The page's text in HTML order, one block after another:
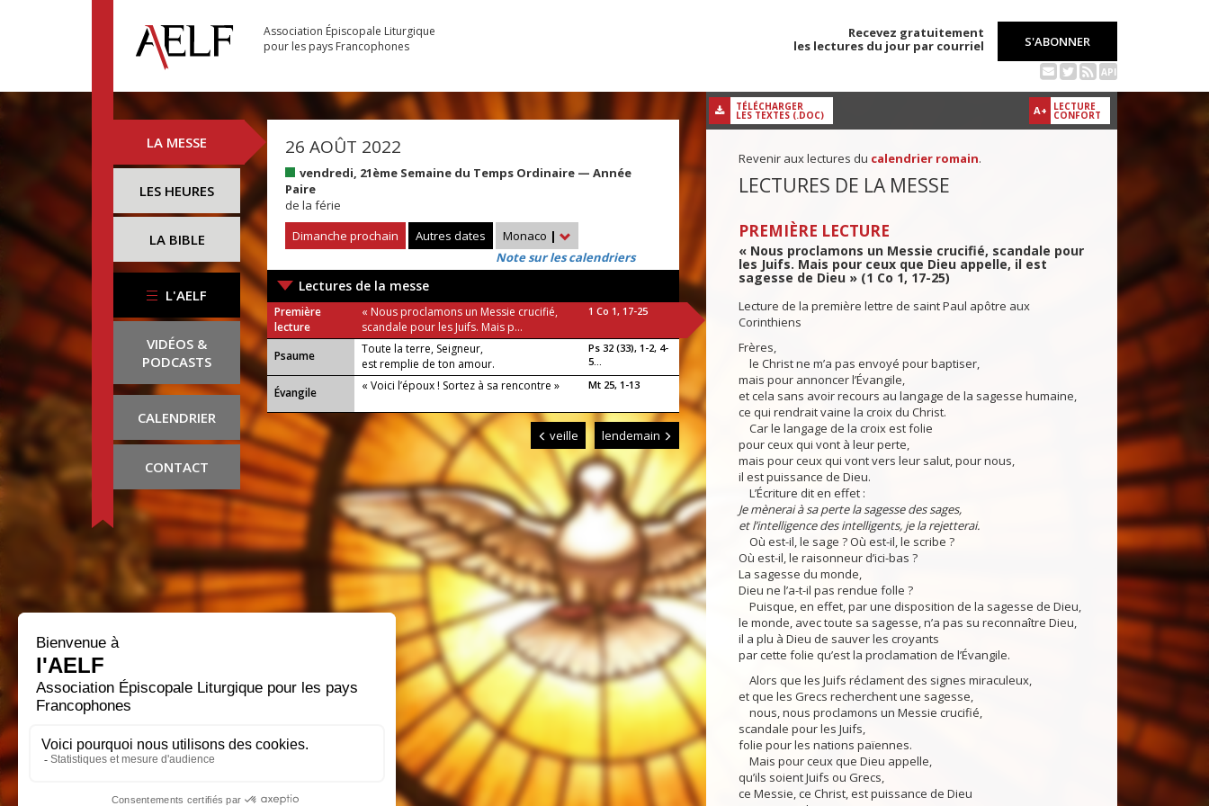
Association Épiscopale Liturgique
pour les pays Francophones
Recevez gratuitement
les lectures du jour par courriel
S'ABONNER
API
LA MESSE
LES HEURES
LA BIBLE
L'AELF
VIDÉOS &
PODCASTS
CALENDRIER
CONTACT
26 AOÛT 2022
vendredi, 21ème Semaine du Temps Ordinaire — Année
Paire
de la férie
Dimanche prochain
Autres dates Monaco |
Note sur les calendriers
Lectures de la messe
Première
lecture
« Nous proclamons un Messie crucifié,
scandale pour les Juifs. Mais p...
1 Co 1, 17-25
Psaume
Toute la terre, Seigneur,
est remplie de ton amour.
Ps 32 (33), 1-2, 4-
5...
Évangile « Voici l’époux ! Sortez à sa rencontre » Mt 25, 1-13
veille lendemain
A+ LECTURE
CONFORT
TÉLÉCHARGER
LES TEXTES (.DOC)
Revenir aux lectures du calendrier romain.
LECTURES DE LA MESSE
PREMIÈRE LECTURE
« Nous proclamons un Messie crucifié, scandale pour
les Juifs. Mais pour ceux que Dieu appelle, il est
sagesse de Dieu » (1 Co 1, 17-25)
Lecture de la première lettre de saint Paul apôtre aux
Corinthiens
Frères,
le Christ ne m’a pas envoyé pour baptiser,
mais pour annoncer l’Évangile,
et cela sans avoir recours au langage de la sagesse humaine,
ce qui rendrait vaine la croix du Christ.
Car le langage de la croix est folie
pour ceux qui vont à leur perte,
mais pour ceux qui vont vers leur salut, pour nous,
il est puissance de Dieu.
L’Écriture dit en effet :
Je mènerai à sa perte la sagesse des sages,
et l’intelligence des intelligents, je la rejetterai.
Où est-il, le sage ? Où est-il, le scribe ?
Où est-il, le raisonneur d’ici-bas ?
La sagesse du monde,
Dieu ne l’a-t-il pas rendue folle ?
Puisque, en effet, par une disposition de la sagesse de Dieu,
le monde, avec toute sa sagesse, n’a pas su reconnaître Dieu,
il a plu à Dieu de sauver les croyants
par cette folie qu’est la proclamation de l’Évangile.
Alors que les Juifs réclament des signes miraculeux,
et que les Grecs recherchent une sagesse,
nous, nous proclamons un Messie crucifié,
scandale pour les Juifs,
folie pour les nations païennes.
Mais pour ceux que Dieu appelle,
qu’ils soient Juifs ou Grecs,
ce Messie, ce Christ, est puissance de Dieu